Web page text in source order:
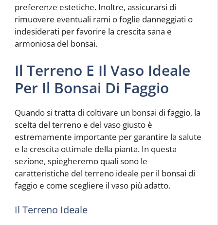
preferenze estetiche. Inoltre, assicurarsi di
rimuovere eventuali rami o foglie danneggiati o
indesiderati per favorire la crescita sana e
armoniosa del bonsai.
Il Terreno E Il Vaso Ideale
Per Il Bonsai Di Faggio
Quando si tratta di coltivare un bonsai di faggio, la
scelta del terreno e del vaso giusto è
estremamente importante per garantire la salute
e la crescita ottimale della pianta. In questa
sezione, spiegheremo quali sono le
caratteristiche del terreno ideale per il bonsai di
faggio e come scegliere il vaso più adatto.
Il Terreno Ideale